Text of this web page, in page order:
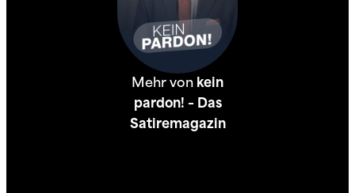
Mehr von kein
pardon! – Das
Satiremagazin